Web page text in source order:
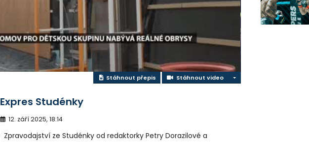
video
Stáhnout přepis Stáhnout video Stáhnout video
Expres Studénky
12. září 2025, 18:14
Zpravodajství ze Studénky od redaktorky Petry Dorazilové a